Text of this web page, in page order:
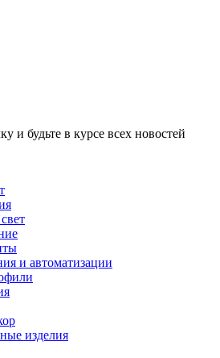
и будьте в курсе всех новостей
и автоматизации
изделия